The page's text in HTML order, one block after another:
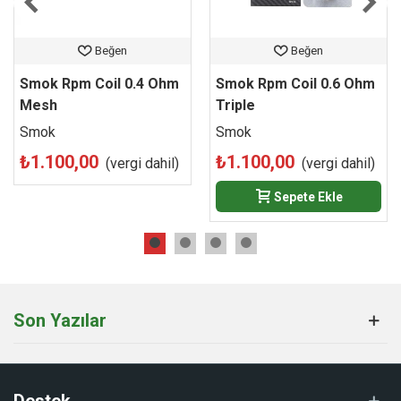
sarf malzemelerini tercih etmelisiniz. Ürünün küresel AR-GE
adımları hakkında daha kapsamlı bilgi edinmek isterseniz
Beğen
Smok Rpm Coil 0.4 Ohm
Mesh
Smok
₺1.100,00 (vergi dahil)
Beğen
Smok Rpm Coil 0.6 Ohm
Triple
Smok
₺1.100,00 (vergi dahil)
Sepete Ekle
Son Yazılar